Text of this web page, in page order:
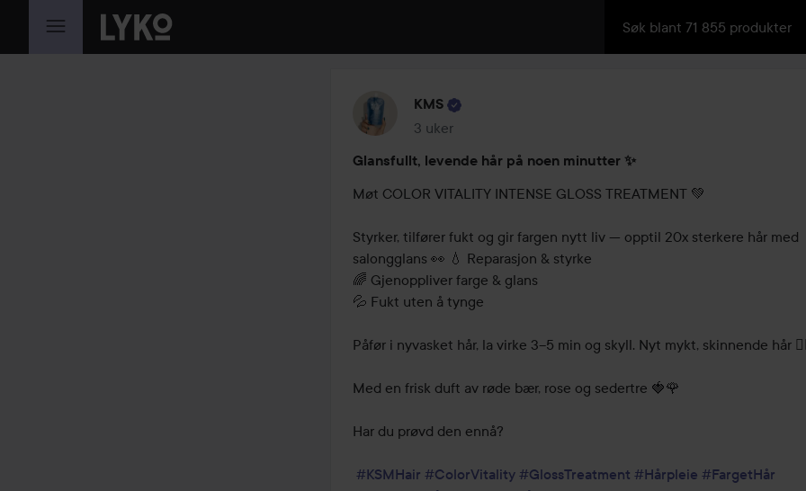
GÅ TIL INNHOLD
KMS
3 uker
Innlegget ble opprettet 3 uker
Glansfullt, levende hår på noen minutter ✨
Møt COLOR VITALITY INTENSE GLOSS TREATMENT 💚
Styrker, tilfører fukt og gir fargen nytt liv — opptil 20x sterkere hår med
salongglans 👀 💧 Reparasjon & styrke
🌈 Gjenoppliver farge & glans
💦 Fukt uten å tynge
Påfør i nyvasket hår, la virke 3–5 min og skyll. Nyt mykt, skinnende hår
Med en frisk duft av røde bær, rose og sedertre 🍓🌹
Har du prøvd den ennå?
#KSMHair #ColorVitality #GlossTreatment #Hårpleie #FargetHår